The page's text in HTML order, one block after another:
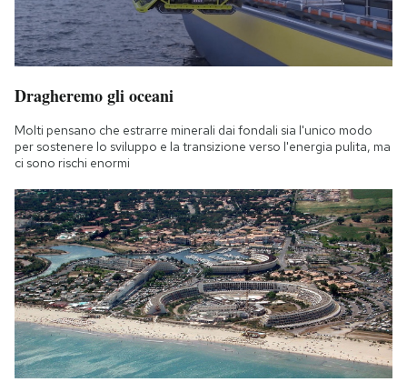
Dragheremo gli oceani
Molti pensano che estrarre minerali dai fondali sia l'unico modo
per sostenere lo sviluppo e la transizione verso l'energia pulita, ma
ci sono rischi enormi